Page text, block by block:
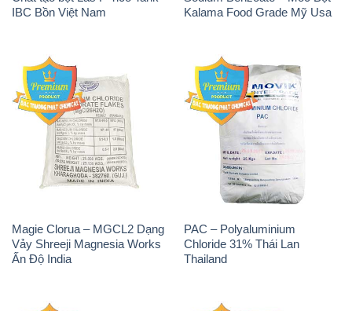
Magie Clorua – MGCL2 Dạng
Vảy Shreeji Magnesia Works
Ấn Độ India
PAC – Polyaluminium
Chloride 31% Thái Lan
Thailand